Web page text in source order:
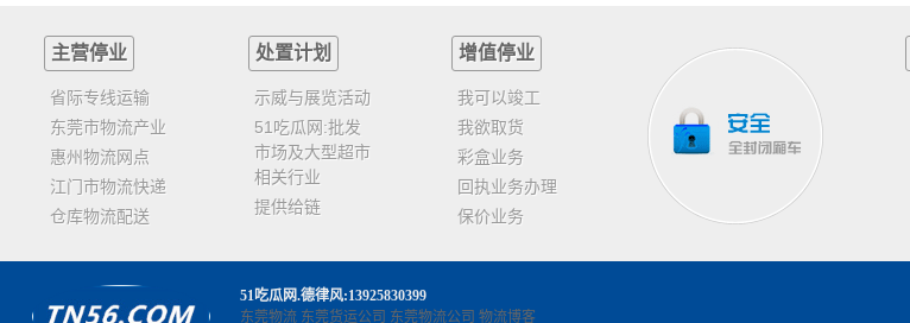
主营停业
省际专线运输
东莞市物流产业
惠州物流网点
江门市物流快递
仓库物流配送
处置计划
示威与展览活动
51吃瓜网:批发
市场及大型超市
相关行业
提供给链
增值停业
我可以竣工
我欲取货
彩盒业务
回执业务办理
保价业务
51吃瓜网.德律风:13925830399
东莞物流 东莞货运公司 东莞物流公司 物流博客